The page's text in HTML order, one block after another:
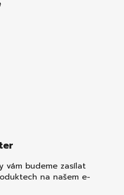
vám budeme zasílat
na našem e-